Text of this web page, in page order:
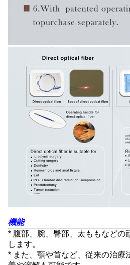
機能
* 腹部、腕、臀部、太ももなどの
します。
* また、顎や首など、従来の治療